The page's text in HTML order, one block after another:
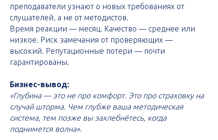
преподаватели узнают о новых требованиях от
слушателей, а не от методистов.
Время реакции — месяц. Качество — среднее или
низкое. Риск замечания от проверяющих —
высокий. Репутационные потери — почти
гарантированы.
Бизнес-вывод:
«Глубина — это не про комфорт. Это про страховку на
случай шторма. Чем глубже ваша методическая
система, тем позже вы захлебнётесь, когда
поднимется волна».